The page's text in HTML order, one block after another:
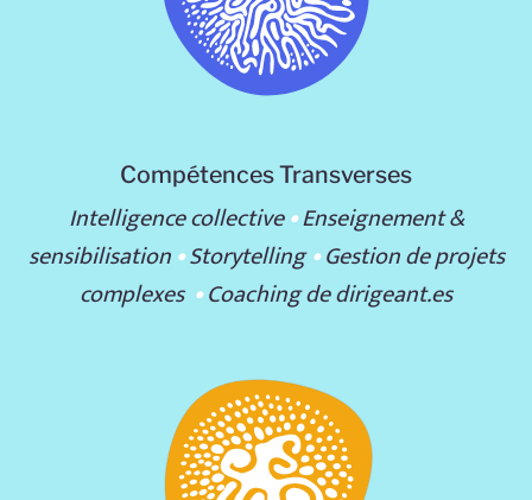
Compétences Transverses
Intelligence collective•Enseignement &
sensibilisation•Storytelling•Gestion de projets
complexes •Coaching de dirigeant.es